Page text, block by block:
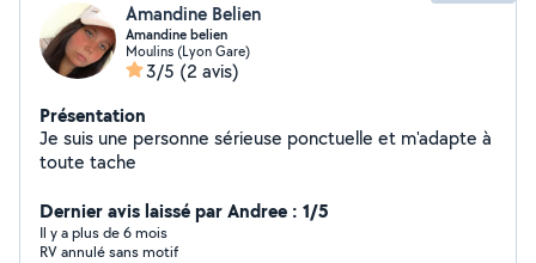
Amandine Belien
Amandine belien
Moulins (Lyon Gare)
3/5 (2 avis)
Présentation
Je suis une personne sérieuse ponctuelle et m'adapte à
toute tache
Dernier avis laissé par Andree : 1/5
Il y a plus de 6 mois
RV annulé sans motif